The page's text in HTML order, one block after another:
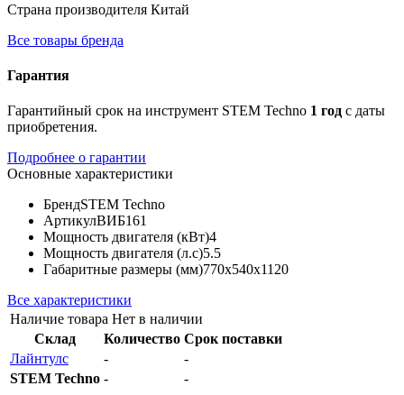
Страна производителя Китай
Все товары бренда
Гарантия
Гарантийный срок на инструмент STEM Techno 1 год с даты
приобретения.
Подробнее о гарантии
Основные характеристики
БрендSTEM Techno
АртикулВИБ161
Мощность двигателя (кВт)4
Мощность двигателя (л.с)5.5
Габаритные размеры (мм)770х540х1120
Все характеристики
Наличие товара Нет в наличии
Склад
Количество Срок поставки
Лайнтулс
-
-
STEM Techno - -